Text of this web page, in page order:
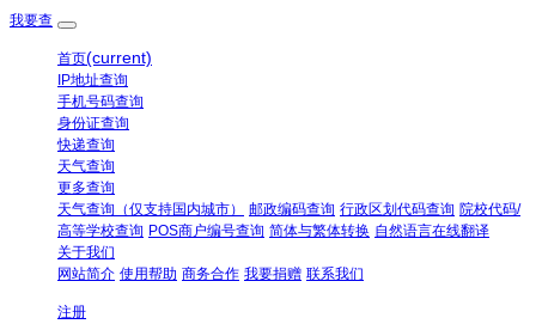
我要查
首页(current)
IP地址查询
手机号码查询
身份证查询
快递查询
天气查询
更多查询
天气查询（仅支持国内城市）
邮政编码查询 行政区划代码查询 院校代码/
高等学校查询 POS商户编号查询 简体与繁体转换 自然语言在线翻译
关于我们
网站简介 使用帮助 商务合作 我要捐赠 联系我们
注册